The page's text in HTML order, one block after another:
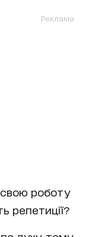
Реклама
свою роботу
репетиції?